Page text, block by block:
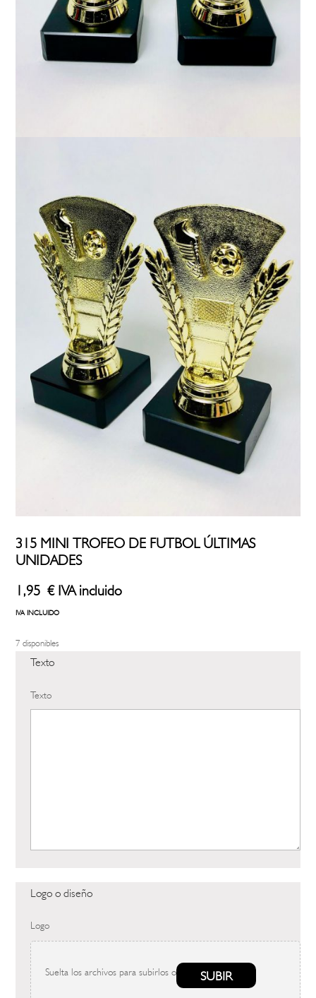
315 MINI TROFEO DE FUTBOL ÚLTIMAS
UNIDADES
1,95€ IVA incluido
IVA INCLUIDO
7 disponibles
Texto
Texto
Logo o diseño
Logo
Suelta los archivos para subirlos o SUBIR